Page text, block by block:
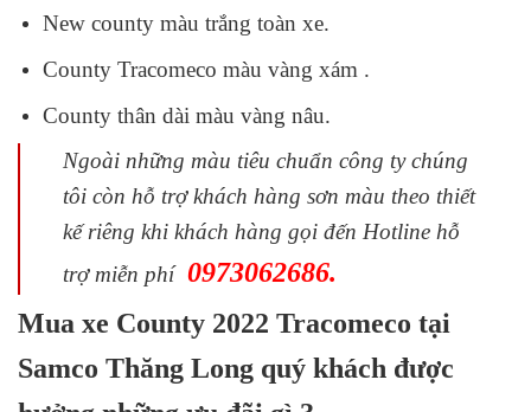
New countymàu trắng toàn xe.
County Tracomeco màu vàng xám .
County thân dài màu vàng nâu.
Ngoài những màu tiêu chuẩn công ty chúng
tôi còn hỗ trợ khách hàng sơn màu theo thiết
kế riêng khi khách hàng gọi đến Hotline hỗ
trợ miễn phí 0973062686.
Mua xe County 2022 Tracomeco tại
Samco Thăng Long quý khách được